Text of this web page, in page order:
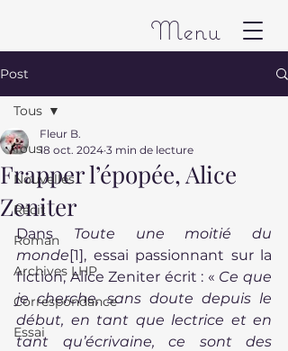
Menu
Post
Tous
Nouvelles
Récit
Roman
Archives LHP
Correspondance
Essai
Tous
Frapper l’épopée, Alice
Zeniter
Fleur B.
18 oct. 2024 3 min de lecture
Dans Toute une moitié du
monde[1], essai passionnant sur la
fiction, Alice Zeniter écrit : « Ce que
je cherche, sans doute depuis le
début, en tant que lectrice et en
tant qu’écrivaine, ce sont des